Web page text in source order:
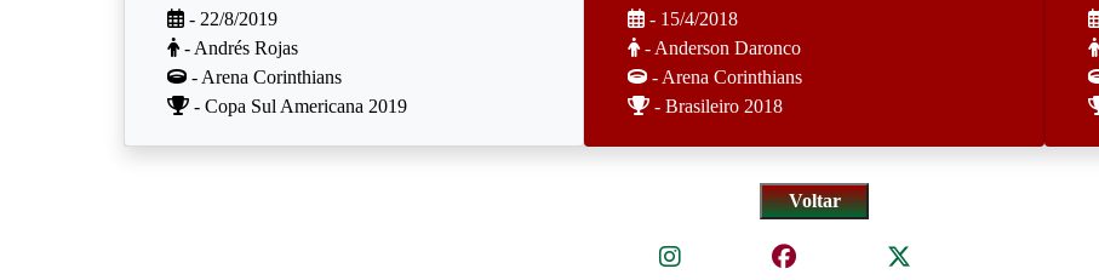
- 22/8/2019
- Andrés Rojas
- Arena Corinthians
- Copa Sul Americana 2019
- 15/4/2018
- Anderson Daronco
- Arena Corinthians
- Brasileiro 2018